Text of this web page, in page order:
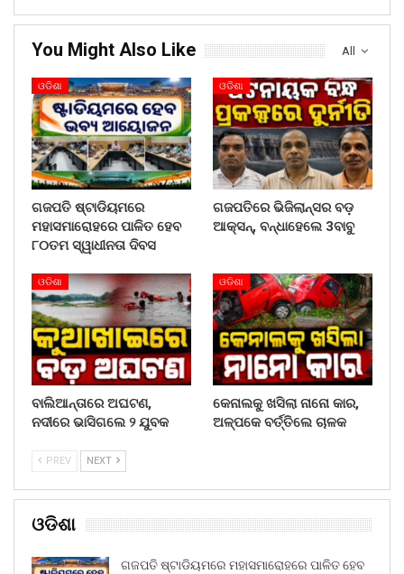
All
You Might Also Like
ଓଡିଶା
ଗଜପତି ଷ୍ଟାଡିୟମରେ
ମହାସମାରୋହରେ ପାଳିତ ହେବ
୮୦ତମ ସ୍ୱାଧୀନତା ଦିବସ
ଓଡିଶା
ଗଜପତିରେ ଭିଜିଲାନ୍ସର ବଡ଼
ଆକ୍ସନ୍, ବନ୍ଧାହେଲେ 3ବାବୁ
ଓଡିଶା
ବାଲିଆନ୍ତାରେ ଅଘଟଣ,
ନଦୀରେ ଭାସିଗଲେ ୨ ଯୁବକ
ଓଡିଶା
କେନାଲକୁ ଖସିଲା ନାନୋ କାର,
ଅଳ୍ପକେ ବର୍ତ୍ତିଲେ ଚାଳକ
PREV NEXT
ଓଡିଶା
ଗଜପତି ଷ୍ଟାଡିୟମରେ ମହାସମାରୋହରେ ପାଳିତ ହେବ